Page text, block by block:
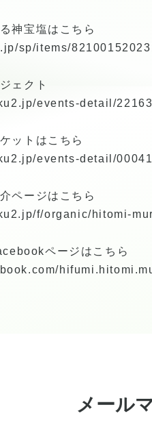
神宝塩はこちら
sp/items/
ェクト
events-detail/
ットはこちら
events-detail/
ページはこちら
f/organic/hitomi-
ページはこちら
メール